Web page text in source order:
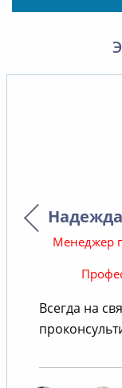
Менеджер
Всегда на